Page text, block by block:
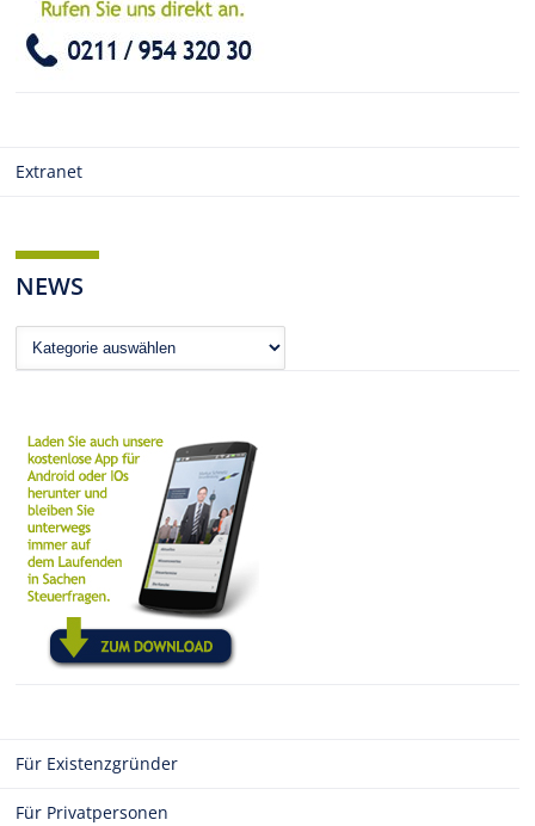
Extranet
NEWS
News
Für Existenzgründer
Für Privatpersonen